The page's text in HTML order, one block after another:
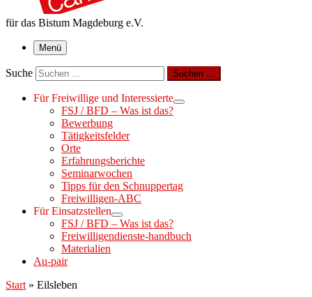
für das Bistum Magdeburg e.V.
Menü
Suche Suchen …
Für Freiwillige und Interessierte
FSJ / BFD – Was ist das?
Bewerbung
Tätigkeitsfelder
Orte
Erfahrungsberichte
Seminarwochen
Tipps für den Schnuppertag
Freiwilligen-ABC
Für Einsatzstellen
FSJ / BFD – Was ist das?
Freiwilligendienste-handbuch
Materialien
Au-pair
Start » Eilsleben